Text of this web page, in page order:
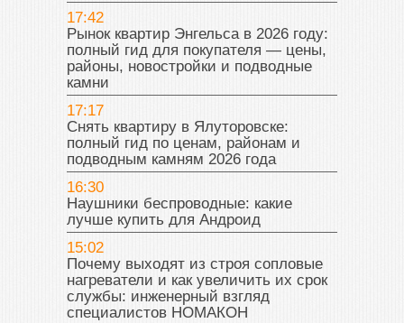
17:42
Рынок квартир Энгельса в 2026 году:
полный гид для покупателя — цены,
районы, новостройки и подводные
камни
17:17
Снять квартиру в Ялуторовске:
полный гид по ценам, районам и
подводным камням 2026 года
16:30
Наушники беспроводные: какие
лучше купить для Андроид
15:02
Почему выходят из строя сопловые
нагреватели и как увеличить их срок
службы: инженерный взгляд
специалистов НОМАКОН